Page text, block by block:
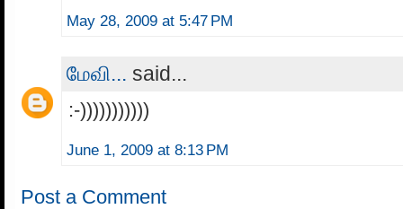
May 28, 2009 at 5:47 PM
மேவி... said...
:-)))))))))))
June 1, 2009 at 8:13 PM
Post a Comment